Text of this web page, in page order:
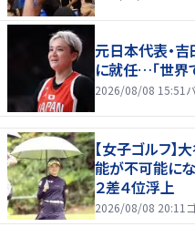
元日本代表・
に就任…「世界
2026/08/08 15:51
【女子ゴルフ】
能が不可能に
２差４位浮上
2026/08/08 20:11